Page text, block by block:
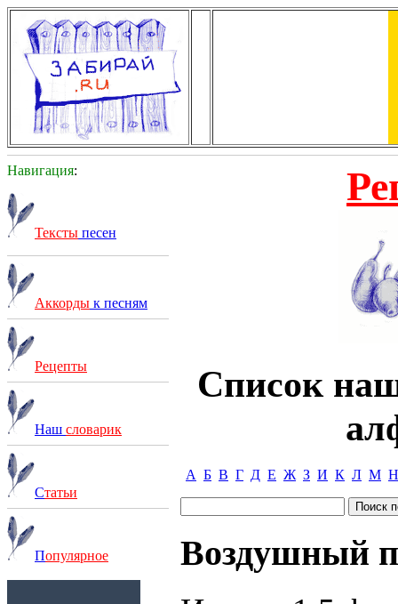
Навигация:
Тексты песен
Аккорды к песням
Рецепты
Наш словарик
Статьи
Популярное
Список
А Б В Г Д Е Ж З И К Л М Н
Воздушный